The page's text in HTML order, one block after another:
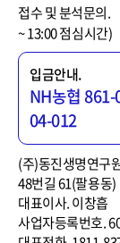
접수 및 분석문의.
~ 13:00 점심시간)
입금안내.
NH농협
04-012
(주)동진생명연구
48번길 61(팔용동)
대표이사. 이창흡
사업자등록번호.